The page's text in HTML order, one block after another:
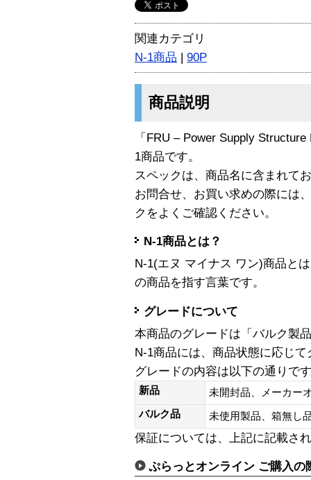
関連カテゴリ
N-1商品 | 90P
商品説明
「FRU – Power Supply
1商品です。
スペックは、商品名に含まれて
お問合せ、お買い求めの際には
クをよくご確認ください。
N-1商品とは？
N-1(エヌ マイナス ワン)商品と
の商品を指す言葉です。
グレードについて
本商品のグレードは「バルク製
N-1商品には、商品状態に応じ
グレードの内容は以下の通りで
新品
未開封品、メーカー
バルク品
未使用製品、箱無
保証については、上記に記載さ
ぷらっとオンライン ご購入の